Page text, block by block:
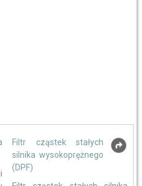
Filtr cząstek stałych
silnika wysokoprężnego
(DPF)